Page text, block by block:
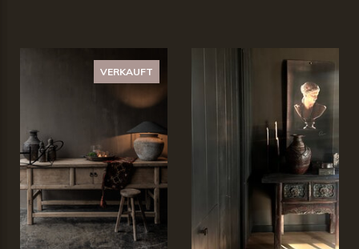
VERKAUFT